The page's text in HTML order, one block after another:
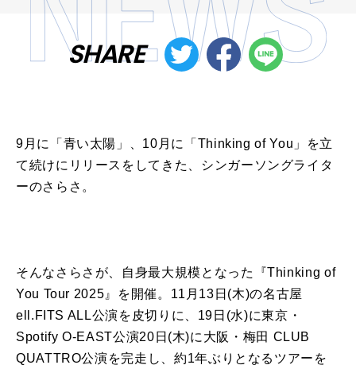
SHARE
9月に「青い太陽」、10月に「Thinking of You」を立
て続けにリリースをしてきた、シンガーソングライタ
ーのさらさ。
そんなさらさが、自身最大規模となった『Thinking of
You Tour 2025』を開催。11月13日(木)の名古屋
ell.FITS ALL公演を皮切りに、19日(水)に東京・
Spotify O-EAST公演20日(木)に大阪・梅田 CLUB
QUATTRO公演を完走し、約1年ぶりとなるツアーを